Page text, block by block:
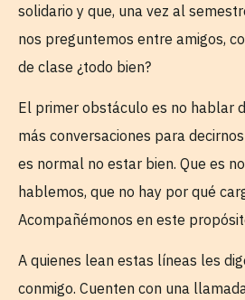
solidario y que, una vez al
nos preguntemos entre amigos,
de clase ¿todo bien?
El primer obstáculo es no hablar
más conversaciones para
es normal no estar bien. Que es
hablemos, que no hay por qué
Acompañémonos en este
A quienes lean estas líneas les
conmigo. Cuenten con una